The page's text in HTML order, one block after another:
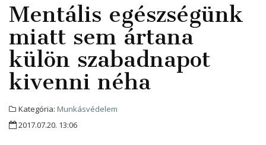
Mentális egészségünk
miatt sem ártana
külön szabadnapot
kivenni néha
Kategória: Munkásvédelem
2017.07.20. 13:06